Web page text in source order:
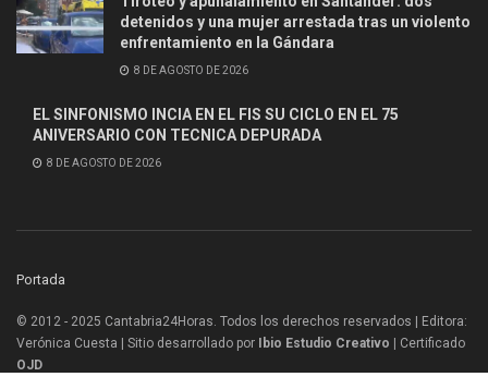
detenidos y una mujer arrestada tras un violento
enfrentamiento en la Gándara
8 DE AGOSTO DE 2026
EL SINFONISMO INCIA EN EL FIS SU CICLO EN EL 75
ANIVERSARIO CON TECNICA DEPURADA
8 DE AGOSTO DE 2026
Portada
© 2012 - 2025 Cantabria24Horas. Todos los derechos reservados | Editora:
Verónica Cuesta | Sitio desarrollado por
Ibio Estudio Creativo |
Certificado
OJD